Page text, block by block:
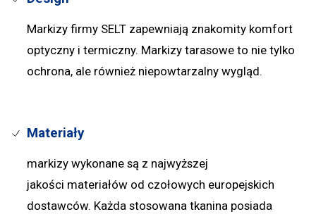
Markizy firmy SELT zapewniają znakomity komfort
optyczny i termiczny. Markizy tarasowe to nie tylko
ochrona, ale również niepowtarzalny wygląd.
Materiały
markizy wykonane są z najwyższej
jakości materiałów od czołowych europejskich
dostawców. Każda stosowana tkanina posiada